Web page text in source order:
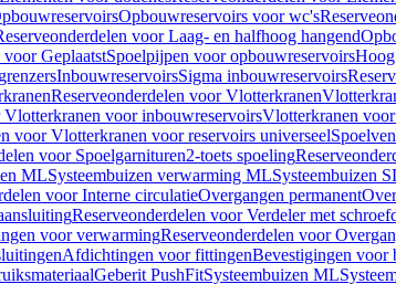
Opbouwreservoirs voor wc's
voor Laag- en halfhoog hangend
voor GeplaatstSpoelpijpen voor opbouwreservoirs
InbouwreservoirsSigma inbouwreservoirs
Reserveonderdelen voor Vlotterkranen
Vlotterkranen voor inbouwreservoirsVlotterkranen
voor Vlotterkranen voor reservoirs universeel
voor Spoelgarnituren2-toets spoeling
MLSysteembuizen verwarming MLSysteembuizen
voor Interne circulatieOvergangen permanent
Reserveonderdelen voor Verdeler met
voor verwarmingReserveonderdelen voor
Afdichtingen voor fittingenBevestigingen voor
Geberit PushFitSysteembuizen ML